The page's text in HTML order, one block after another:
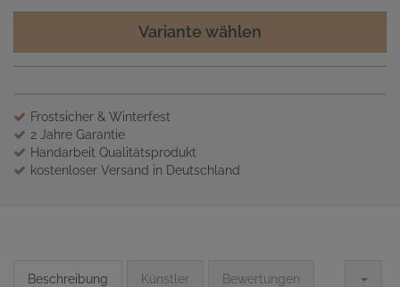
Variante wählen
Frostsicher & Winterfest
2 Jahre Garantie
Handarbeit Qualitätsprodukt
kostenloser Versand in Deutschland
Beschreibung Künstler Bewertungen